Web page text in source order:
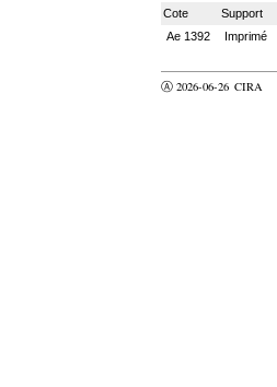
Cote
Support
Ae 1392
Imprimé
Ⓐ 2026-06-26 CIRA